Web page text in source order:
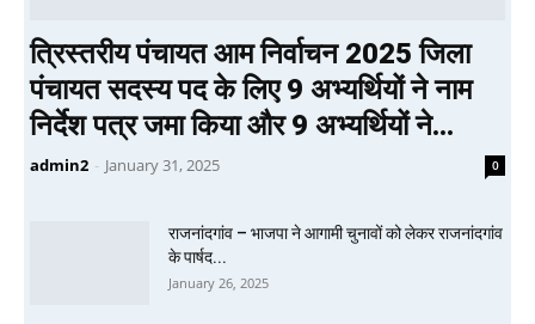
त्रिस्तरीय पंचायत आम निर्वाचन 2025 जिला
पंचायत सदस्य पद के लिए 9 अभ्यर्थियों ने नाम
निर्देश पत्र जमा किया और 9 अभ्यर्थियों ने...
admin2 - January 31, 2025 0
राजनांदगांव – भाजपा ने आगामी चुनावों को लेकर राजनांदगांव
के पार्षद...
January 26, 2025